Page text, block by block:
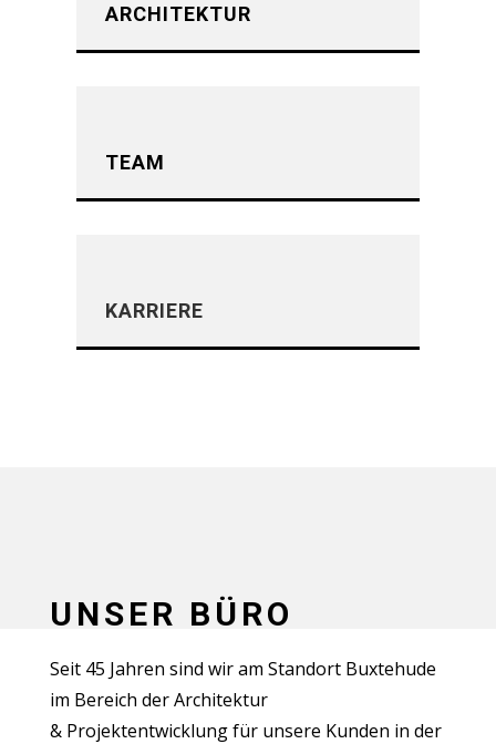
ARCHITEKTUR
TEAM
KARRIERE
UNSER BÜRO
Seit 45 Jahren sind wir am Standort Buxtehude
im Bereich der Architektur
& Projektentwicklung für unsere Kunden in der